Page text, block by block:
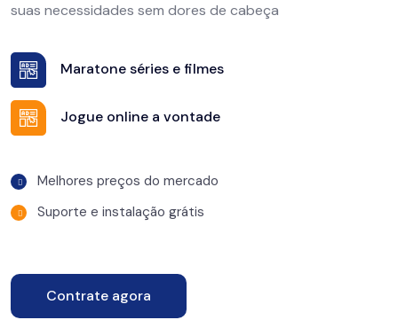
suas necessidades sem dores de cabeça
Maratone séries e filmes
Jogue online a vontade
Melhores preços do mercado
Suporte e instalação grátis
Contrate agora